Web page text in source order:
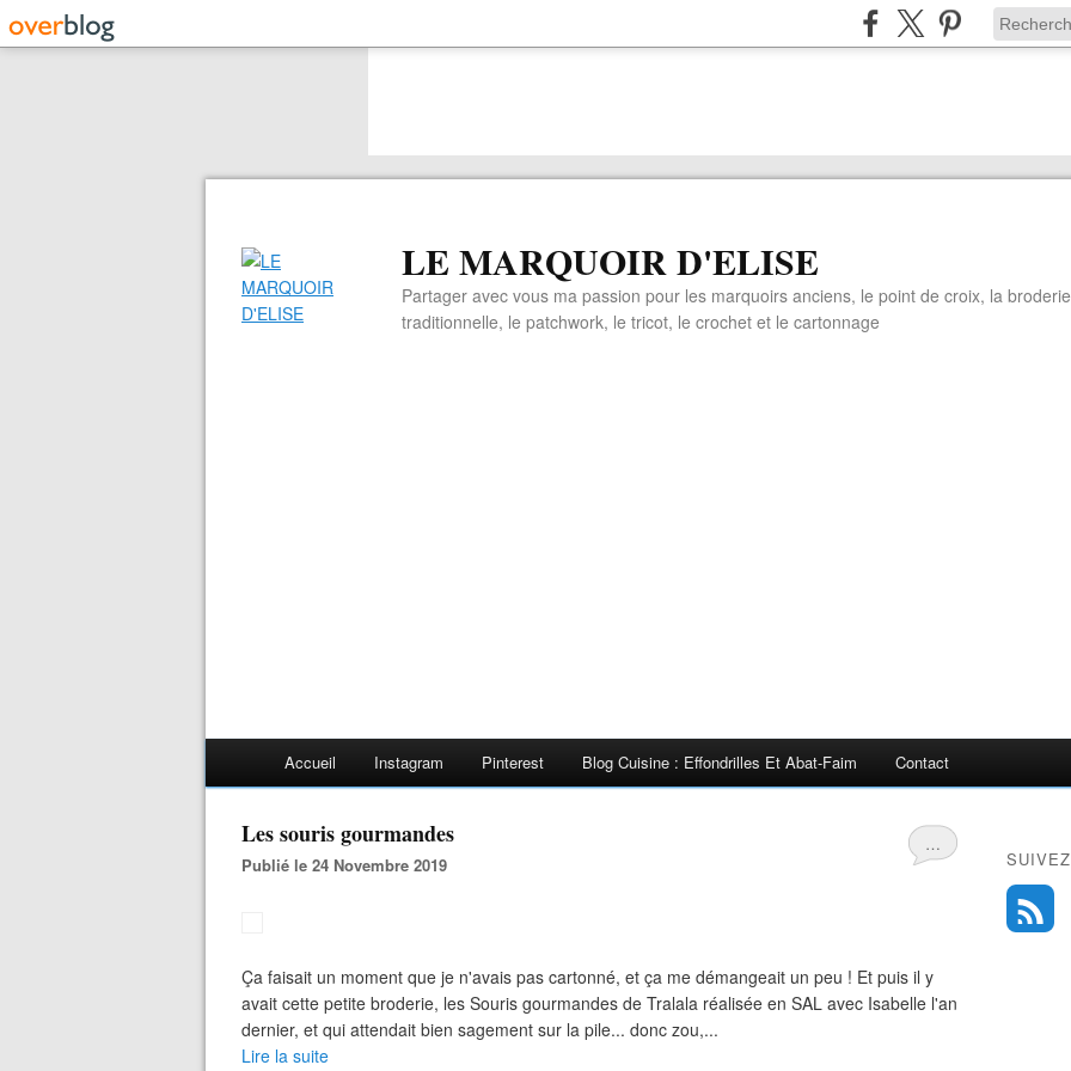
LE MARQUOIR D'ELISE
Partager avec vous ma passion pour les marquoirs anciens, le point de croix, la broderie
traditionnelle, le patchwork, le tricot, le crochet et le cartonnage
Accueil Instagram Pinterest Blog Cuisine : Effondrilles Et Abat-Faim Contact
…
Les souris gourmandes
Publié le 24 Novembre 2019
Ça faisait un moment que je n'avais pas cartonné, et ça me démangeait un peu ! Et puis il y
avait cette petite broderie, les Souris gourmandes de Tralala réalisée en SAL avec Isabelle l'an
dernier, et qui attendait bien sagement sur la pile... donc zou,...
Lire la suite